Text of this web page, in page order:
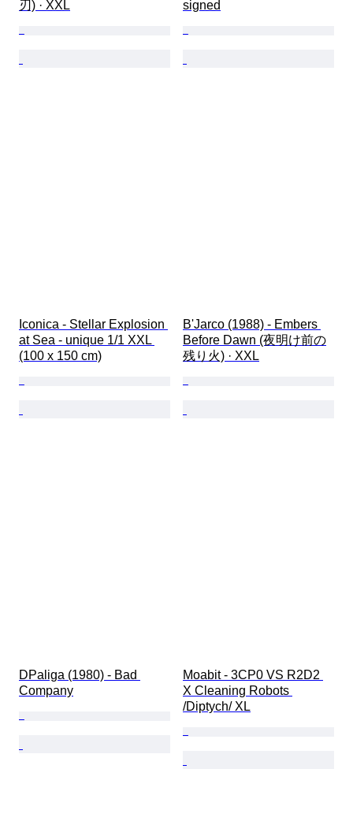
刃) · XXL signed
Iconica - Stellar Explosion
at Sea - unique 1/1 XXL
(100 x 150 cm)
B'Jarco (1988) - Embers
Before Dawn (夜明け前の
残り火) · XXL
DPaliga (1980) - Bad
Company
Moabit - 3CP0 VS R2D2
X Cleaning Robots
/Diptych/ XL